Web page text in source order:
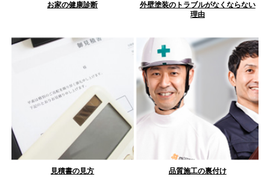
お家の健康診断
外壁塗装のトラブルがなくならない
理由
見積書の見方 品質施工の裏付け